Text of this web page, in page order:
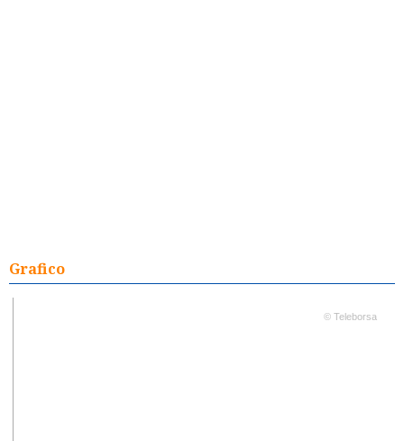
Grafico
© Teleborsa